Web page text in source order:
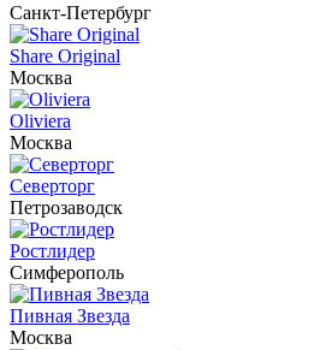
Санкт-Петербург
Share Original
Москва
Oliviera
Москва
Северторг
Петрозаводск
Ростлидер
Симферополь
Пивная Звезда
Москва